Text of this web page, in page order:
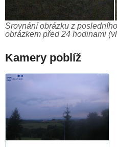
Srovnání obrázku z
obrázkem před 24 hodinami
Kamery poblíž